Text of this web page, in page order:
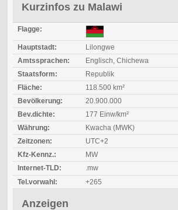
Kurzinfos zu Malawi
Flagge:
Hauptstadt:
Lilongwe
Amtssprachen:
Englisch, Chichewa
Staatsform:
Republik
Fläche:
118.500 km²
Bevölkerung:
20.900.000
Bev.dichte:
177 Einw/km²
Währung:
Kwacha (MWK)
Zeitzonen:
UTC+2
Kfz-Kennz.:
MW
Internet-TLD:
.mw
Tel.vorwahl:
+265
Anzeigen